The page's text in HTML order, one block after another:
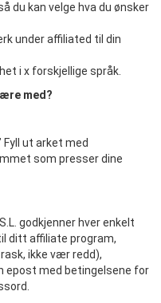
du kan velge hva du ønsker
under affiliated til din
i x forskjellige språk.
med?
Fyll ut arket med
som presser dine
godkjenner hver enkelt
ditt affiliate program,
ikke vær redd),
epost med betingelsene for